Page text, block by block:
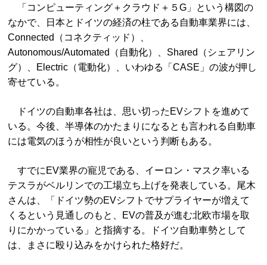
「コンピューティング＋クラウド＋５G」という構図の
なかで、日本とドイツの経済の柱である自動車業界には、
Connected（コネクティッド）、
Autonomous/Automated（自動化）、Shared（シェアリン
グ）、Electric（電動化）、いわゆる「CASE」の波が押し
寄せている。
ドイツの自動車各社は、思い切ったEVシフトを進めて
いる。今後、半導体のかたまりになるとも言われる自動車
には電気のほうが相性が良いという判断もある。
すでにEV業界の寵児である、イーロン・マスク率いる
テスラがベルリンでの工場立ち上げを発表している。尾木
さんは、「ドイツ勢のEVシフトでサプライヤーが増えて
くるという見通しのもと、EVの普及が進む北欧市場を取
りにかかっている」と指摘する。ドイツ自動車勢として
は、まさに殴り込みをかけられた格好だ。